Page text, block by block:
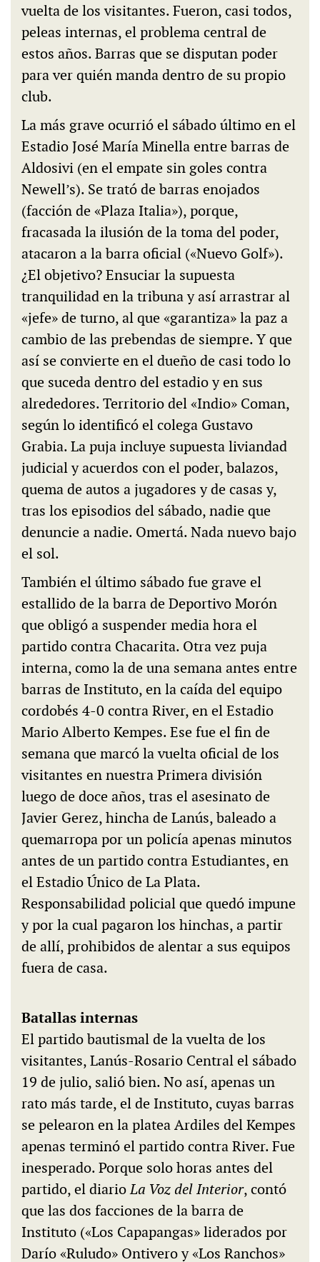
vuelta de los visitantes. Fueron, casi todos,
peleas internas, el problema central de
estos años. Barras que se disputan poder
para ver quién manda dentro de su propio
club.
La más grave ocurrió el sábado último en el
Estadio José María Minella entre barras de
Aldosivi (en el empate sin goles contra
Newell’s). Se trató de barras enojados
(facción de «Plaza Italia»), porque,
fracasada la ilusión de la toma del poder,
atacaron a la barra oficial («Nuevo Golf»).
¿El objetivo? Ensuciar la supuesta
tranquilidad en la tribuna y así arrastrar al
«jefe» de turno, al que «garantiza» la paz a
cambio de las prebendas de siempre. Y que
así se convierte en el dueño de casi todo lo
que suceda dentro del estadio y en sus
alrededores. Territorio del «Indio» Coman,
según lo identificó el colega Gustavo
Grabia. La puja incluye supuesta liviandad
judicial y acuerdos con el poder, balazos,
quema de autos a jugadores y de casas y,
tras los episodios del sábado, nadie que
denuncie a nadie. Omertá. Nada nuevo bajo
el sol.
También el último sábado fue grave el
estallido de la barra de Deportivo Morón
que obligó a suspender media hora el
partido contra Chacarita. Otra vez puja
interna, como la de una semana antes entre
barras de Instituto, en la caída del equipo
cordobés 4-0 contra River, en el Estadio
Mario Alberto Kempes. Ese fue el fin de
semana que marcó la vuelta oficial de los
visitantes en nuestra Primera división
luego de doce años, tras el asesinato de
Javier Gerez, hincha de Lanús, baleado a
quemarropa por un policía apenas minutos
antes de un partido contra Estudiantes, en
el Estadio Único de La Plata.
Responsabilidad policial que quedó impune
y por la cual pagaron los hinchas, a partir
de allí, prohibidos de alentar a sus equipos
fuera de casa.
Batallas internas
El partido bautismal de la vuelta de los
visitantes, Lanús-Rosario Central el sábado
19 de julio, salió bien. No así, apenas un
rato más tarde, el de Instituto, cuyas barras
se pelearon en la platea Ardiles del Kempes
apenas terminó el partido contra River. Fue
inesperado. Porque solo horas antes del
partido, el diarioLa Voz del Interior, contó
que las dos facciones de la barra de
Instituto («Los Capapangas» liderados por
Darío «Ruludo» Ontivero y «Los Ranchos»